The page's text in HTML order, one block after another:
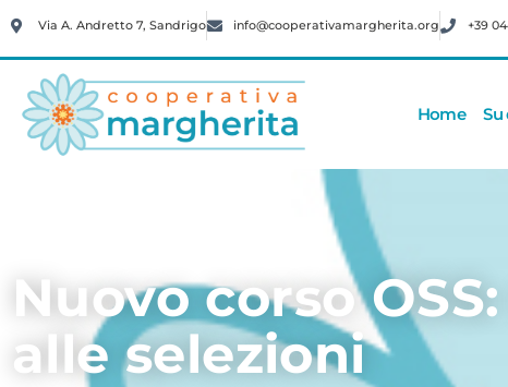
Via A. Andretto 7, Sandrigo info@cooperativamargherita.org +39
Home Su
Nuovo corso
alle selezioni